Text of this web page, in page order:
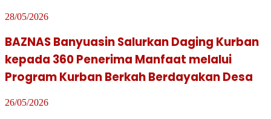
28/05/2026
BAZNAS Banyuasin Salurkan Daging Kurban
kepada 360 Penerima Manfaat melalui
Program Kurban Berkah Berdayakan Desa
26/05/2026